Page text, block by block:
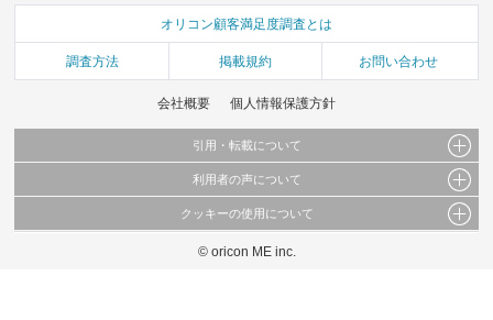
オリコン顧客満足度調査とは
調査方法 掲載規約 お問い合わせ
会社概要 個人情報保護方針
引用・転載について
当サイトで公開されている情報（文字、写真、イラスト、画像データ等）及びこれらの配
これらの情報を権利者の許可なく無断転載・複製などの二次利用を行うことは固く禁じて
利用者の声について
当サイトに掲載している内容はすべてサービスの利用者が提出された見解・感想です。
弊社の見解・ 意見ではないことをご理解いただいた上でご覧ください。
クッキーの使用について
このサイトでは Cookie を使用して、ユーザーに合わせたコンテンツや広告の表示、ソー
© oricon ME inc.